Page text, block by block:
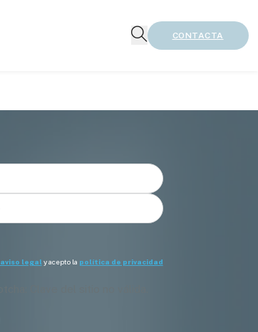
CONTACTA
aviso legal y acepto la política de privacidad